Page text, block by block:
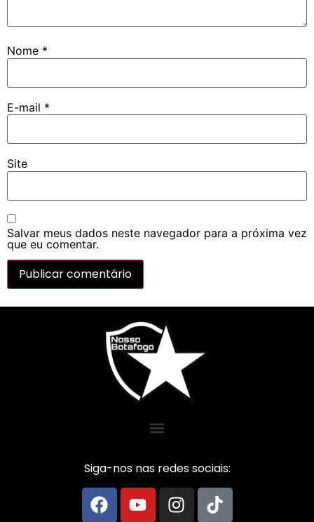
Nome *
E-mail *
Site
Salvar meus dados neste navegador para a próxima vez
que eu comentar.
Siga-nos nas redes sociais: